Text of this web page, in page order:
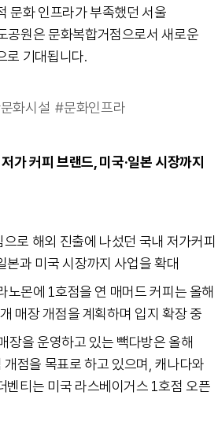
문화 인프라가 부족했던 서울
공원은 문화복합거점으로서 새로운
로 기대됩니다.
화시설 #문화인프라
가 커피 브랜드, 미국·일본 시장까지
로 해외 진출에 나섰던 국내 저가커피
본과 미국 시장까지 사업을 확대
노몬에 1호점을 연 매머드 커피는 올해
매장 개점을 계획하며 입지 확장 중
장을 운영하고 있는 빽다방은 올해
점을 목표로 하고 있으며, 캐나다와
벤티는 미국 라스베이거스 1호점 오픈